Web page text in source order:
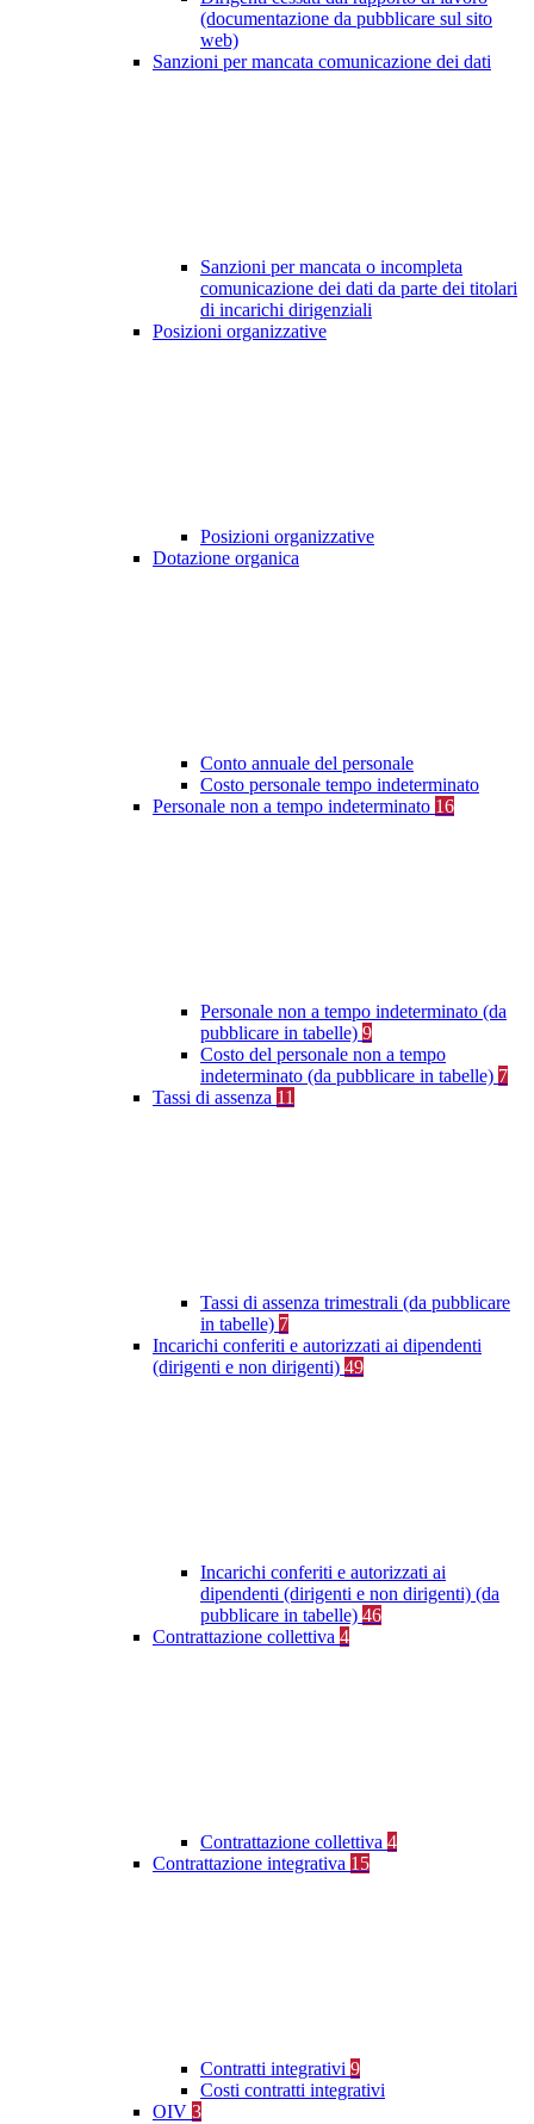
(documentazione da pubblicare sul sito
web)
Sanzioni per mancata comunicazione dei dati
Sanzioni per mancata o incompleta
comunicazione dei dati da parte dei titolari
di incarichi dirigenziali
Posizioni organizzative
Posizioni organizzative
Dotazione organica
Conto annuale del personale
Costo personale tempo indeterminato
Personale non a tempo indeterminato 16
Personale non a tempo indeterminato (da
pubblicare in tabelle) 9
Costo del personale non a tempo
indeterminato (da pubblicare in tabelle) 7
Tassi di assenza 11
Tassi di assenza trimestrali (da pubblicare
in tabelle) 7
Incarichi conferiti e autorizzati ai dipendenti
(dirigenti e non dirigenti) 49
Incarichi conferiti e autorizzati ai
dipendenti (dirigenti e non dirigenti) (da
pubblicare in tabelle) 46
Contrattazione collettiva 4
Contrattazione collettiva 4
Contrattazione integrativa 15
Contratti integrativi 9
Costi contratti integrativi
OIV 3